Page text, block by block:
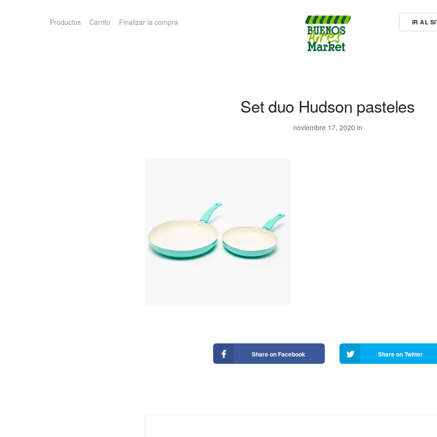
Productos Carrito Finalizar la compra IR AL
Set duo Hudson pasteles
noviembre 17, 2020 in
Share on Facebook Share on Twitter